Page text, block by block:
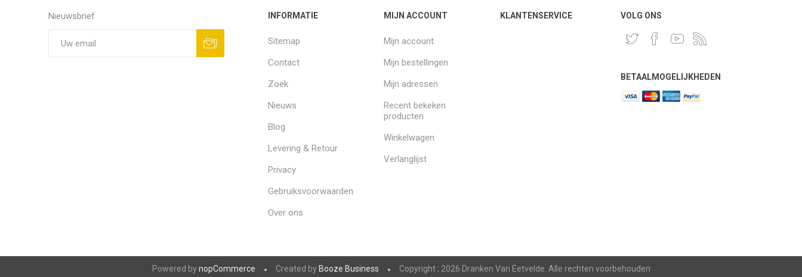
Nieuwsbrief INFORMATIE
Sitemap
Contact
Zoek
Nieuws
Blog
Levering & Retour
Privacy
Gebruiksvoorwaarden
Over ons
MIJN ACCOUNT
Mijn account
Mijn bestellingen
Mijn adressen
Recent bekeken
producten
Winkelwagen
Verlanglijst
KLANTENSERVICE VOLG ONS
BETAALMOGELIJKHEDEN
Powered bynopCommerce Created by Booze Business Copyright ; 2026 Dranken Van Eetvelde. Alle rechten voorbehouden